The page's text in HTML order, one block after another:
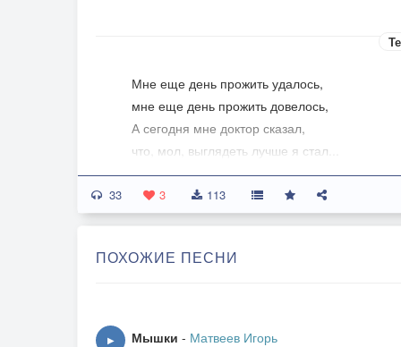
Мне еще день прожить удалось,
мне еще день прожить довелось,
А сегодня мне доктор сказал,
что, мол, выглядеть лучше я стал...
Говорила сестра мне вчера,
что выписывать, видно, пора,
Что удачно проходит леченье
Я поверил бы им вполне,
ну а днем, стиснув зубы, молчу.
33 3 113
ПОХОЖИЕ ПЕСНИ
▶ Мышки - Матвеев Игорь